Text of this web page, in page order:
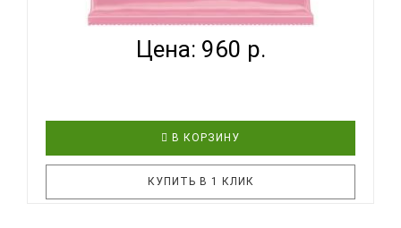
СТР...
Цена: 960 р.
В КОРЗИНУ
КУПИТЬ В 1 КЛИК